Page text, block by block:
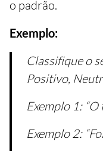
o padrão.
Exemplo:
Classifique o
Positivo,
Exemplo 1:
Exemplo 2: